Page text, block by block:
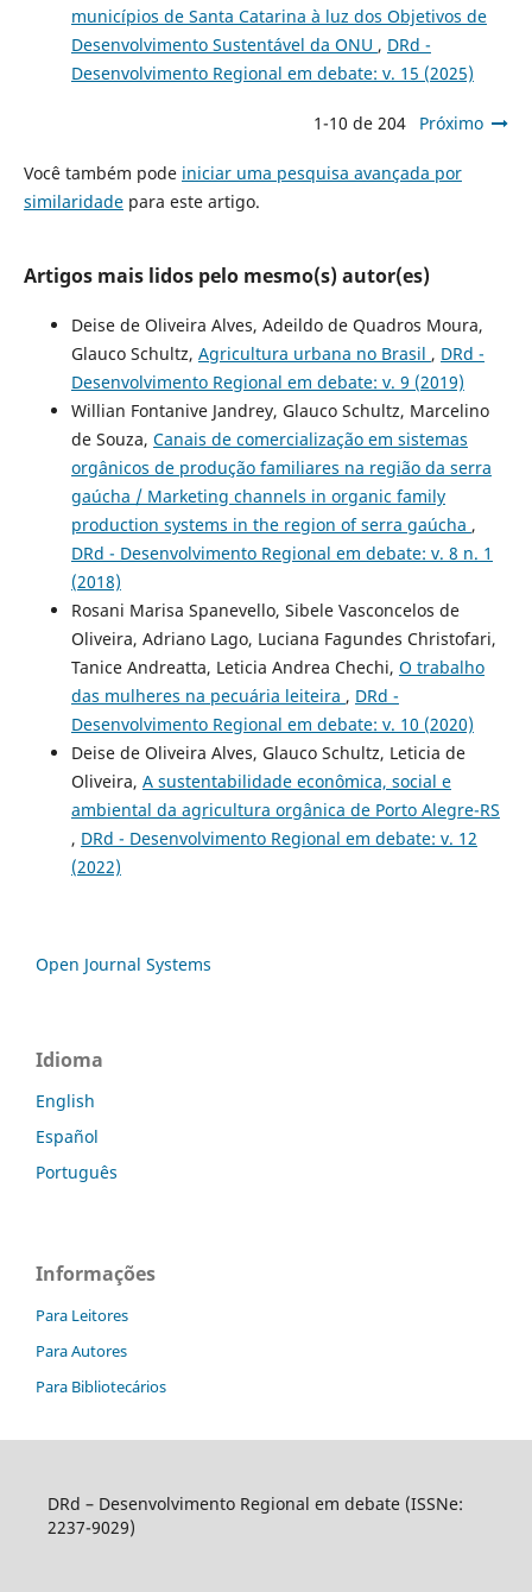
municípios de Santa Catarina à luz dos Objetivos de
Desenvolvimento Sustentável da ONU , DRd -
Desenvolvimento Regional em debate: v. 15 (2025)
1-10 de 204 Próximo
Você também pode iniciar uma pesquisa avançada por
similaridadepara este artigo.
Artigos mais lidos pelo mesmo(s) autor(es)
Deise de Oliveira Alves, Adeildo de Quadros Moura,
Glauco Schultz, Agricultura urbana no Brasil , DRd -
Desenvolvimento Regional em debate: v. 9 (2019)
Willian Fontanive Jandrey, Glauco Schultz, Marcelino
de Souza, Canais de comercialização em sistemas
orgânicos de produção familiares na região da serra
gaúcha / Marketing channels in organic family
production systems in the region of serra gaúcha ,
DRd - Desenvolvimento Regional em debate: v. 8 n. 1
(2018)
Rosani Marisa Spanevello, Sibele Vasconcelos de
Oliveira, Adriano Lago, Luciana Fagundes Christofari,
Tanice Andreatta, Leticia Andrea Chechi, O trabalho
das mulheres na pecuária leiteira , DRd -
Desenvolvimento Regional em debate: v. 10 (2020)
Deise de Oliveira Alves, Glauco Schultz, Leticia de
Oliveira, A sustentabilidade econômica, social e
ambiental da agricultura orgânica de Porto Alegre-RS
, DRd - Desenvolvimento Regional em debate: v. 12
(2022)
Open Journal Systems
Idioma
English
Español
Português
Informações
Para Leitores
Para Autores
Para Bibliotecários
DRd – Desenvolvimento Regional em debate (ISSNe:
2237-9029)